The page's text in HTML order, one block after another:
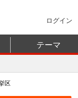
ログイン
テーマ
区